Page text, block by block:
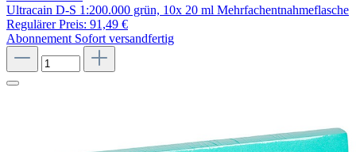
Ultracain D-S 1:200.000 grün, 10x 20 ml Mehrfachentnahmeflasche
Regulärer Preis: 91,49 €
Abonnement Sofort versandfertig